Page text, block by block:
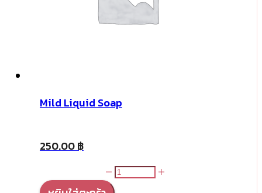
Mild Liquid Soap
250.00฿
จำนวน
Mild